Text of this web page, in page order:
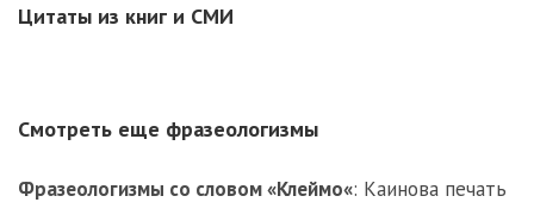
Цитаты из книг и СМИ
Смотреть еще фразеологизмы
Фразеологизмы со словом «Клеймо«: Каинова печать